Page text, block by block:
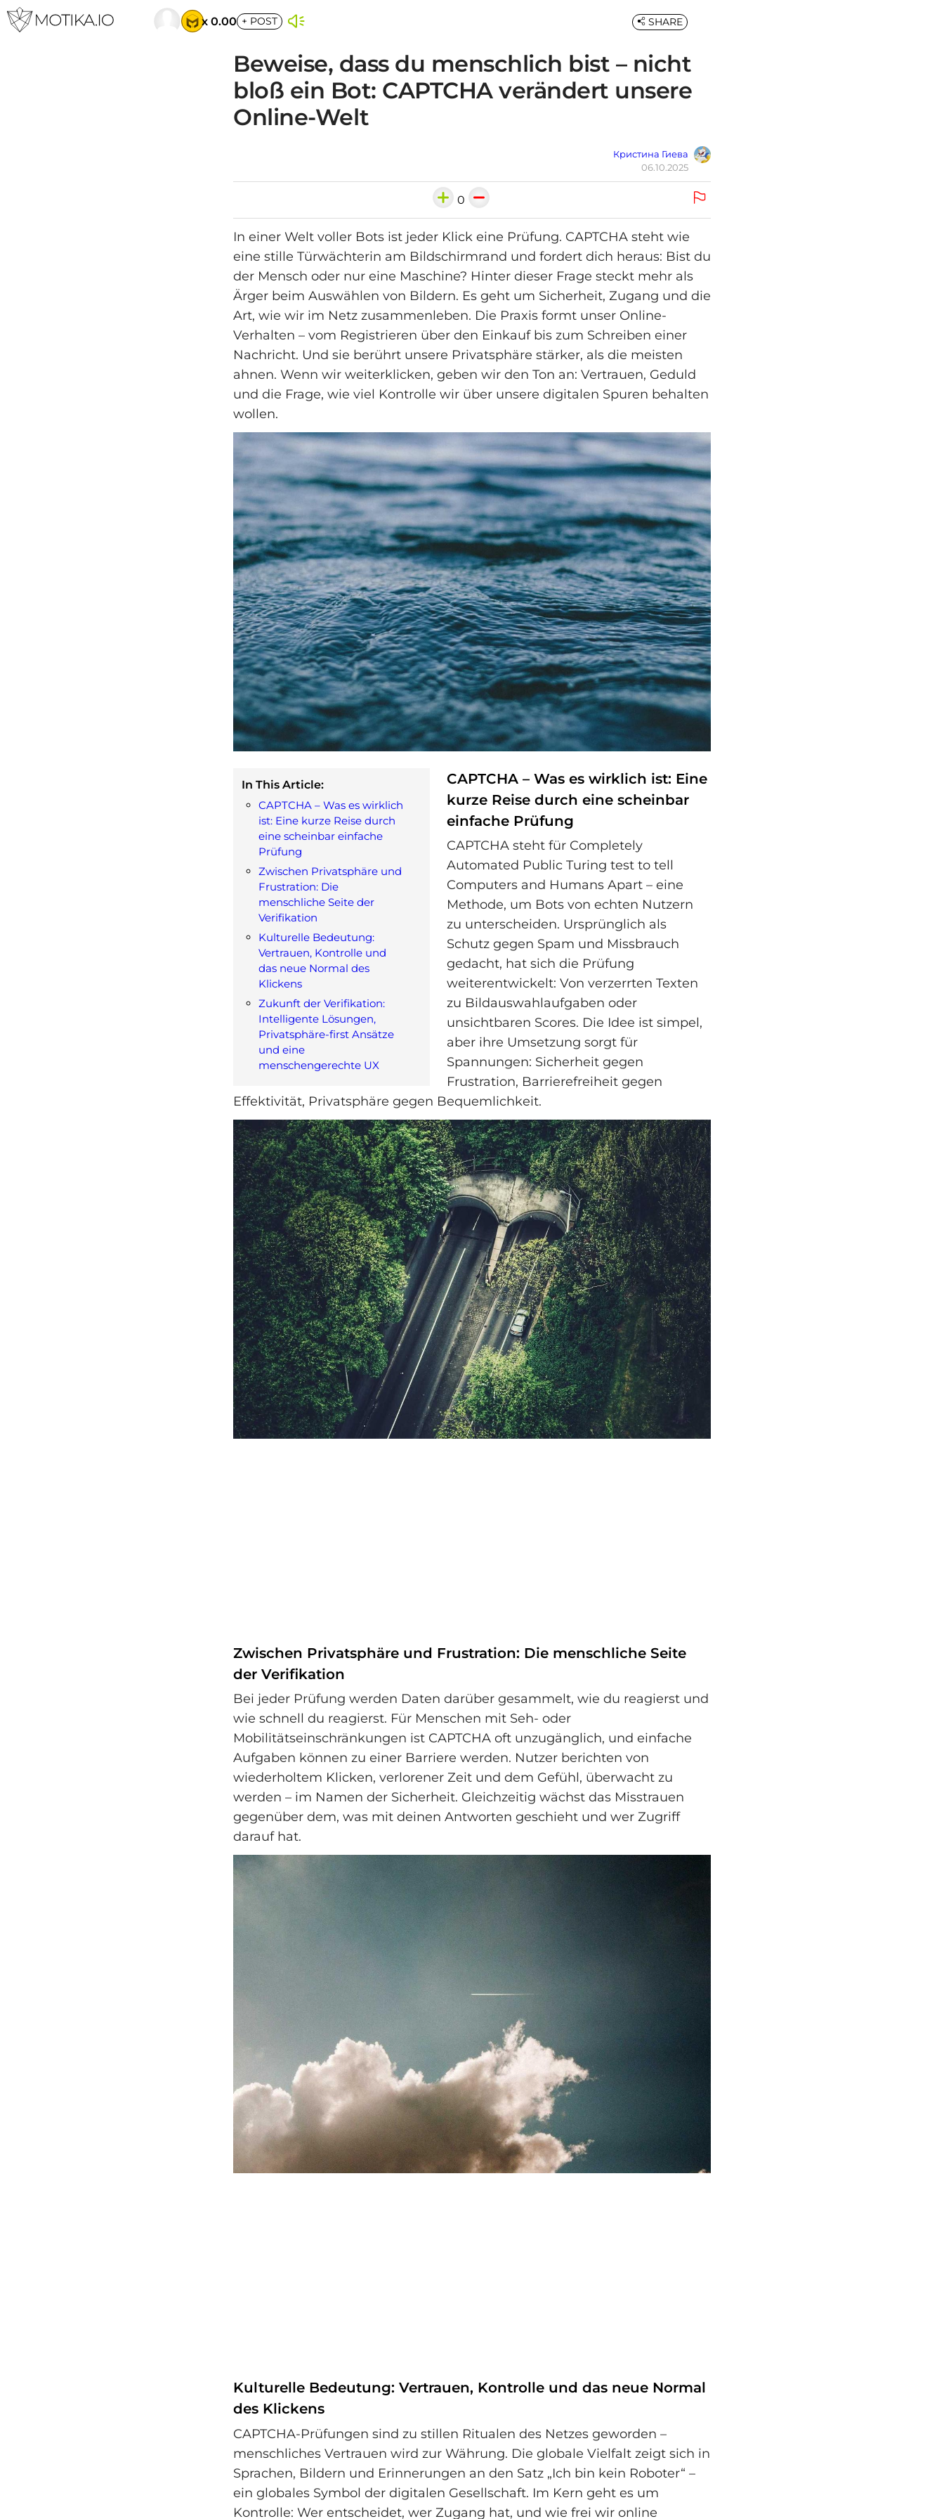
x 0.00 + POST
Beweise, dass du menschlich bist – nicht
bloß ein Bot: CAPTCHA verändert unsere
Online-Welt
Кристина Гиева
06.10.2025
SHARE
0
In einer Welt voller Bots ist jeder Klick eine Prüfung. CAPTCHA steht wie
eine stille Türwächterin am Bildschirmrand und fordert dich heraus: Bist du
der Mensch oder nur eine Maschine? Hinter dieser Frage steckt mehr als
Ärger beim Auswählen von Bildern. Es geht um Sicherheit, Zugang und die
Art, wie wir im Netz zusammenleben. Die Praxis formt unser Online-
Verhalten – vom Registrieren über den Einkauf bis zum Schreiben einer
Nachricht. Und sie berührt unsere Privatsphäre stärker, als die meisten
ahnen. Wenn wir weiterklicken, geben wir den Ton an: Vertrauen, Geduld
und die Frage, wie viel Kontrolle wir über unsere digitalen Spuren behalten
wollen.
In This Article:
CAPTCHA – Was es wirklich
ist: Eine kurze Reise durch
eine scheinbar einfache
Prüfung
Zwischen Privatsphäre und
Frustration: Die
menschliche Seite der
Verifikation
Kulturelle Bedeutung:
Vertrauen, Kontrolle und
das neue Normal des
Klickens
Zukunft der Verifikation:
Intelligente Lösungen,
Privatsphäre-first Ansätze
und eine
menschengerechte UX
CAPTCHA – Was es wirklich ist: Eine
kurze Reise durch eine scheinbar
einfache Prüfung
CAPTCHA steht für Completely
Automated Public Turing test to tell
Computers and Humans Apart – eine
Methode, um Bots von echten Nutzern
zu unterscheiden. Ursprünglich als
Schutz gegen Spam und Missbrauch
gedacht, hat sich die Prüfung
weiterentwickelt: Von verzerrten Texten
zu Bildauswahlaufgaben oder
unsichtbaren Scores. Die Idee ist simpel,
aber ihre Umsetzung sorgt für
Spannungen: Sicherheit gegen
Frustration, Barrierefreiheit gegen
Effektivität, Privatsphäre gegen Bequemlichkeit.
Zwischen Privatsphäre und Frustration: Die menschliche Seite
der Verifikation
Bei jeder Prüfung werden Daten darüber gesammelt, wie du reagierst und
wie schnell du reagierst. Für Menschen mit Seh- oder
Mobilitätseinschränkungen ist CAPTCHA oft unzugänglich, und einfache
Aufgaben können zu einer Barriere werden. Nutzer berichten von
wiederholtem Klicken, verlorener Zeit und dem Gefühl, überwacht zu
werden – im Namen der Sicherheit. Gleichzeitig wächst das Misstrauen
gegenüber dem, was mit deinen Antworten geschieht und wer Zugriff
darauf hat.
Kulturelle Bedeutung: Vertrauen, Kontrolle und das neue Normal
des Klickens
CAPTCHA-Prüfungen sind zu stillen Ritualen des Netzes geworden –
menschliches Vertrauen wird zur Währung. Die globale Vielfalt zeigt sich in
Sprachen, Bildern und Erinnerungen an den Satz „Ich bin kein Roboter“ –
ein globales Symbol der digitalen Gesellschaft. Im Kern geht es um
Kontrolle: Wer entscheidet, wer Zugang hat, und wie frei wir online